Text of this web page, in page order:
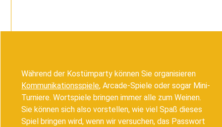
Während der Kostümparty können Sieorganisieren
Kommunikationsspiele,Arcade-Spiele oder sogar Mini-
Turniere. Wortspiele bringen immer alle zum Weinen.
Sie können sich also vorstellen, wie viel Spaß dieses
Spiel bringen wird, wenn wir versuchen, das Passwort